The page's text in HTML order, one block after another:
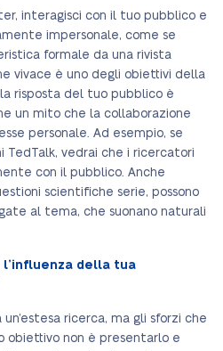
interagisci con il tuo pubblico e
impersonale, come se
formale da una rivista
vivace è uno degli obiettivi della
risposta del tuo pubblico è
un mito che la collaborazione
personale. Ad esempio, se
TedTalk, vedrai che i ricercatori
con il pubblico. Anche
scientifiche serie, possono
al tema, che suonano naturali
l’influenza della tua
ricerca, ma gli sforzi che
obiettivo non è presentarlo e